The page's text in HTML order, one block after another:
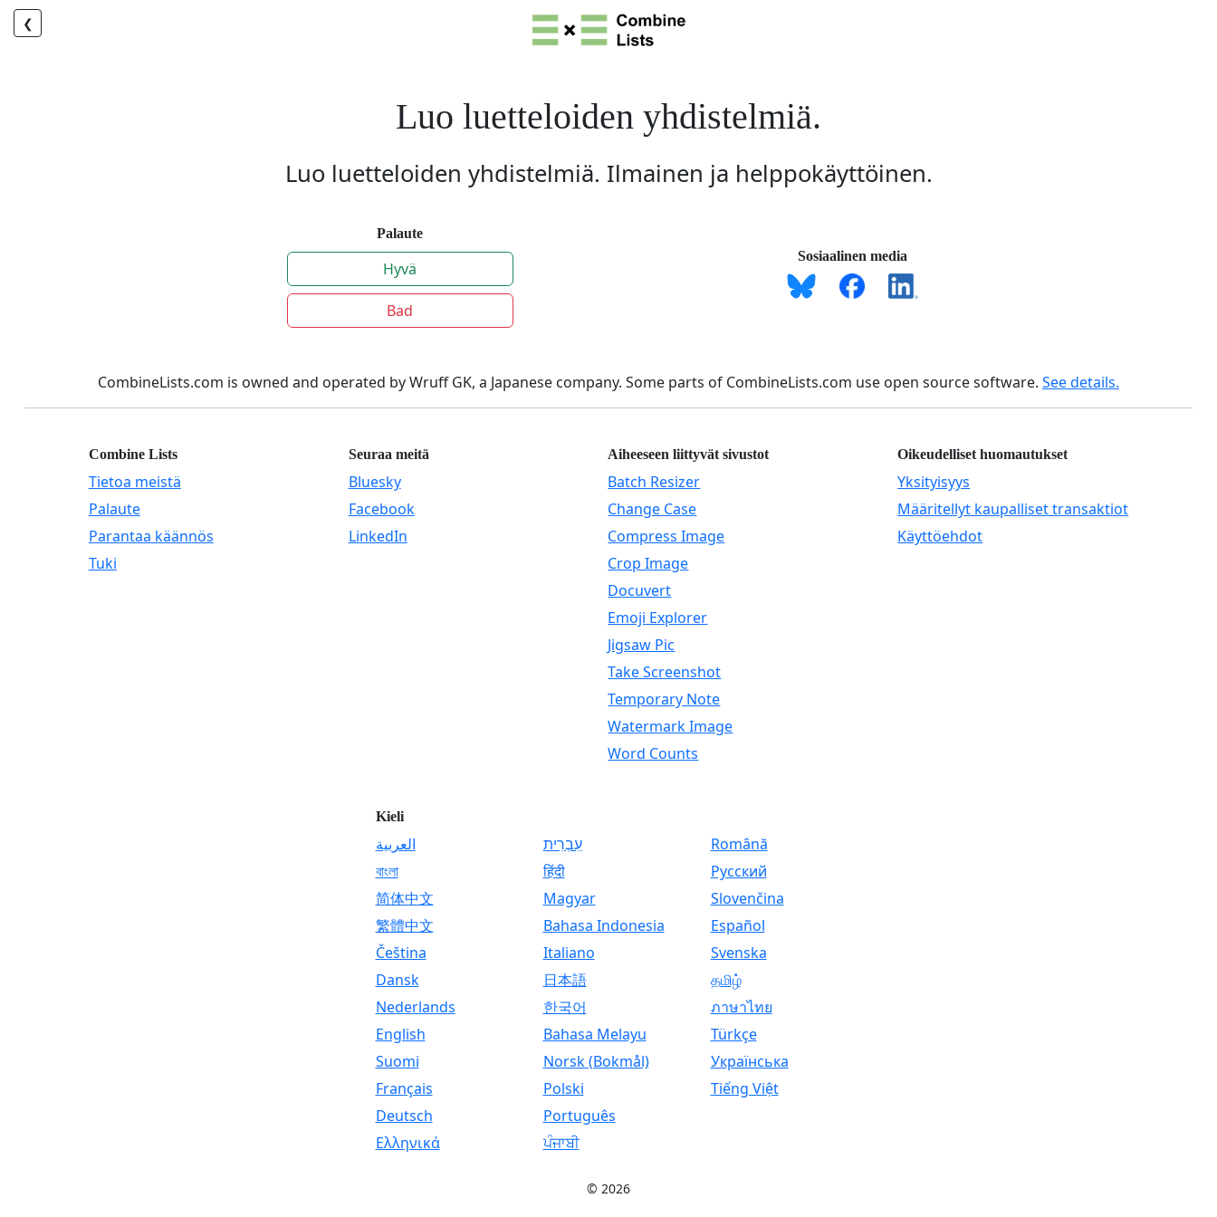
❮
Luo luetteloiden yhdistelmiä.
Luo luetteloiden yhdistelmiä. Ilmainen ja helppokäyttöinen.
Palaute
Hyvä
Bad
Sosiaalinen media
CombineLists.com is owned and operated by Wruff GK, a Japanese company. Some parts of CombineLists.com use open source software. See details.
Combine Lists
Tietoa meistä
Palaute
Parantaa käännös
Tuki
Seuraa meitä
Bluesky
Facebook
LinkedIn
Aiheeseen liittyvät sivustot
Batch Resizer
Change Case
Compress Image
Crop Image
Docuvert
Emoji Explorer
Jigsaw Pic
Take Screenshot
Temporary Note
Watermark Image
Word Counts
Oikeudelliset huomautukset
Yksityisyys
Määritellyt kaupalliset transaktiot
Käyttöehdot
Kieli
العربية
বাংলা
简体中文
繁體中文
Čeština
Dansk
Nederlands
English
Suomi
Français
Deutsch
Ελληνικά
עִבְרִית
हिंदी
Magyar
Bahasa Indonesia
Italiano
日本語
한국어
Bahasa Melayu
Norsk (Bokmål)
Polski
Português
ਪੰਜਾਬੀ
Română
Русский
Slovenčina
Español
Svenska
தமிழ்
ภาษาไทย
Türkçe
Українська
Tiếng Việt
© 2026